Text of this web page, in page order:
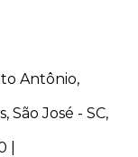
Antônio,
São José - SC,
|